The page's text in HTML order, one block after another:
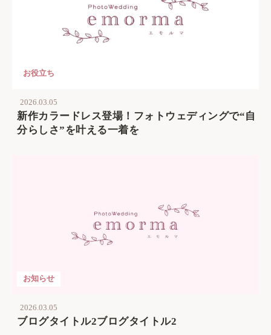
お役立ち
2026.03.05
新作カラードレス登場！フォトウェディングで“自
分らしさ”を叶える一着を
お知らせ
2026.03.05
ブログタイトル2ブログタイトル2